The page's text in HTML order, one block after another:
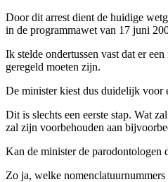
Door dit arrest dient de huidige
in de programmawet van 17 juni
Ik stelde ondertussen vast dat er
geregeld moeten zijn.
De minister kiest dus duidelijk voor
Dit is slechts een eerste stap. Wat
zal zijn voorbehouden aan
Kan de minister de parodontologen
Zo ja, welke